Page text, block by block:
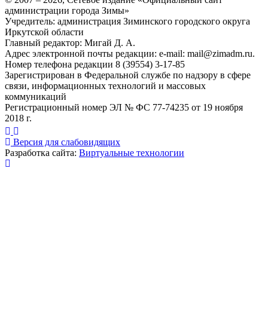
администрации города Зимы»
Учредитель: администрация Зиминского городского округа
Иркутской области
Главный редактор: Мигай Д. А.
Адрес электронной почты редакции: e-mail: mail@zimadm.ru.
Номер телефона редакции 8 (39554) 3-17-85
Зарегистрирован в Федеральной службе по надзору в сфере
связи, информационных технологий и массовых
коммуникаций
Регистрационный номер ЭЛ № ФС 77-74235 от 19 ноября
2018 г.
Версия для слабовидящих
Разработка сайта: Виртуальные технологии